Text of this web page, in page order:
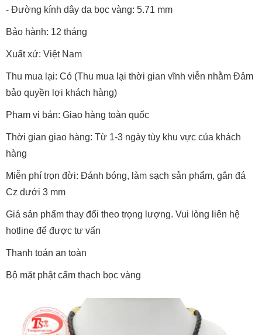
- Đường kính dây da bọc vàng: 5.71 mm
Bảo hành: 12 tháng
Xuất xứ: Việt Nam
Thu mua lại: Có (Thu mua lại thời gian vĩnh viễn nhằm Đảm
bảo quyền lợi khách hàng)
Phạm vi bán: Giao hàng toàn quốc
Thời gian giao hàng: Từ 1-3 ngày tùy khu vực của khách
hàng
Miễn phí trọn đời: Đánh bóng, làm sạch sản phẩm, gắn đá
Cz dưới 3 mm
Giá sản phẩm thay đổi theo trọng lượng. Vui lòng liên hệ
hotline để được tư vấn
Thanh toán an toàn
Bộ mặt phật cẩm thạch bọc vàng